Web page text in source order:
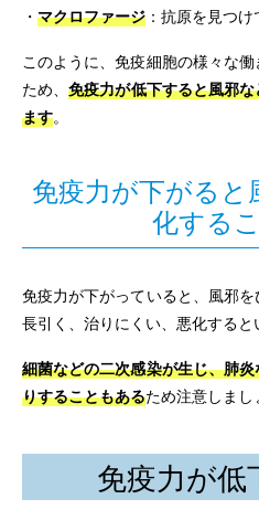
・ マクロファージ ：抗原を見つ
このように、免疫細胞の様々な
ため、免疫力が低下すると風邪
ます。
免疫力が下がると
化する
免疫力が下がっていると、風邪
長引く、治りにくい、悪化すると
細菌などの二次感染が生じ、肺
りすることもあるため注意しまし
免疫力が低